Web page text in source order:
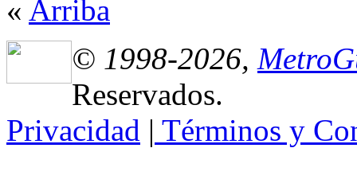
« Arriba
© 1998-2026,
Reservados.
Privacidad | Términos y